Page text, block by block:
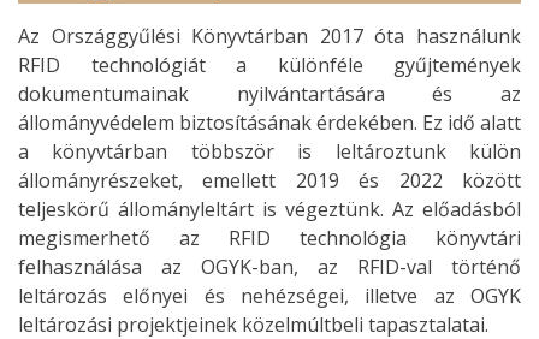
Az Országgyűlési Könyvtárban 2017 óta használunk
RFID technológiát a különféle gyűjtemények
dokumentumainak nyilvántartására és az
állományvédelem biztosításának érdekében. Ez idő alatt
a könyvtárban többször is leltároztunk külön
állományrészeket, emellett 2019 és 2022 között
teljeskörű állományleltárt is végeztünk. Az előadásból
megismerhető az RFID technológia könyvtári
felhasználása az OGYK-ban, az RFID-val történő
leltározás előnyei és nehézségei, illetve az OGYK
leltározási projektjeinek közelmúltbeli tapasztalatai.